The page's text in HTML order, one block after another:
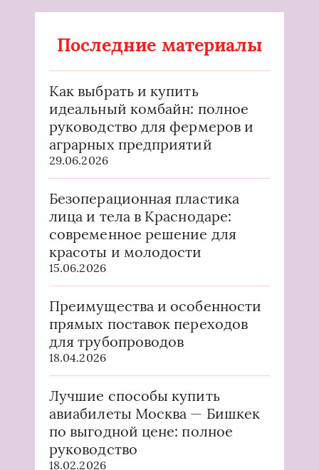
Последние материалы
Как выбрать и купить
идеальный комбайн: полное
руководство для фермеров и
аграрных предприятий
29.06.2026
Безоперационная пластика
лица и тела в Краснодаре:
современное решение для
красоты и молодости
15.06.2026
Преимущества и особенности
прямых поставок переходов
для трубопроводов
18.04.2026
Лучшие способы купить
авиабилеты Москва — Бишкек
по выгодной цене: полное
руководство
18.02.2026